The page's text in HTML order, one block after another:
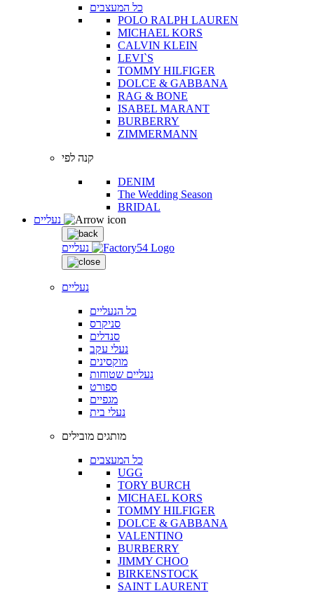
כל המעצבים
POLO RALPH LAUREN
MICHAEL KORS
CALVIN KLEIN
LEVI`S
TOMMY HILFIGER
DOLCE & GABBANA
RAG & BONE
ISABEL MARANT
BURBERRY
ZIMMERMANN
קנה לפי
DENIM
The Wedding Season
BRIDAL
נעליים
נעליים
כל הנעליים
סניקרס
סנדלים
נעלי עקב
מוקסינים
נעליים שטוחות
ספורט
מגפיים
נעלי בית
מותגים מובילים
כל המעצבים
UGG
TORY BURCH
MICHAEL KORS
TOMMY HILFIGER
DOLCE & GABBANA
VALENTINO
BURBERRY
JIMMY CHOO
BIRKENSTOCK
SAINT LAURENT